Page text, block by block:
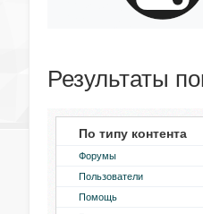
Результаты
По типу контента
Форумы
Пользователи
Помощь